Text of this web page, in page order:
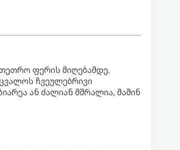
ფერის მიღებამდე.
ჩვეულებრივი
ან ძალიან მშრალია, მაშინ